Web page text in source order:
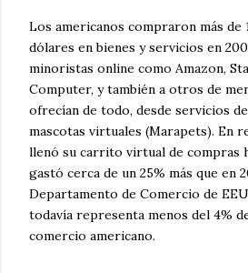
Los americanos compraron más de
dólares en bienes y servicios en
minoristas online como Amazon,
Computer, y también a otros de
ofrecían de todo, desde servicios
mascotas virtuales (Marapets). En
llenó su carrito virtual de compras
gastó cerca de un 25% más que en
Departamento de Comercio de
todavía representa menos del 4%
comercio americano.